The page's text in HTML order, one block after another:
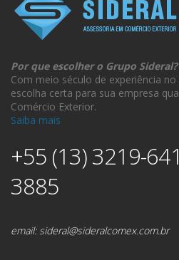
Por que escolher o Grupo Sideral?
Com meio século de experiência
escolha certa para sua empresa
Comércio Exterior.
Saiba mais
+55 (13) 3219-
3885
email:sideral@sideralcomex.com.br